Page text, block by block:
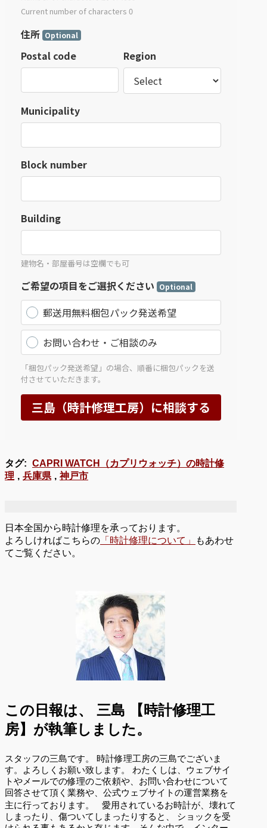
タグ: CAPRI WATCH（カプリウォッチ）の時計修
理 , 兵庫県 , 神戸市
日本全国から時計修理を承っております。
よろしければこちらの 「時計修理について」
もあわせ
てご覧ください。
この日報は、
三島 【時計修理工
房】が執筆しました。
スタッフの三島です。 時計修理工房の三島でございま
す。よろしくお願い致します。 わたくしは、ウェブサイ
トやメールでの修理のご依頼や、お問い合わせについて
回答させて頂く業務や、公式ウェブサイトの運営業務を
主に行っております。 愛用されているお時計が、壊れて
しまったり、傷ついてしまったりすると、 ショックを受